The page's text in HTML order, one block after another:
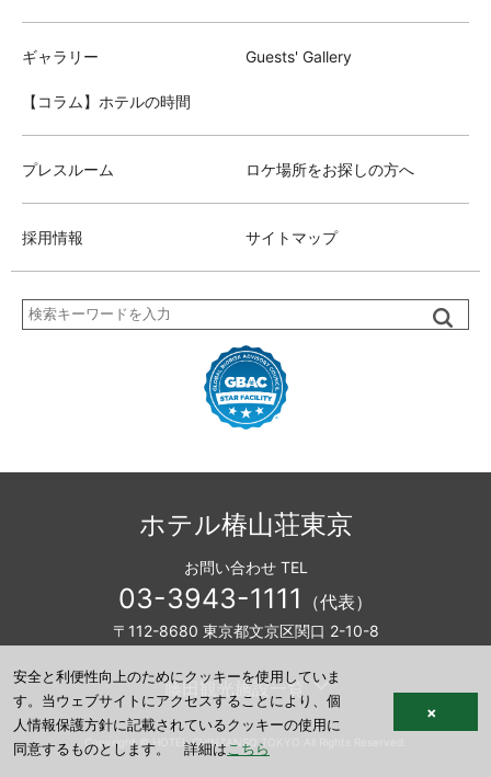
ギャラリー Guests' Gallery
【コラム】ホテルの時間
プレスルーム ロケ場所をお探しの方へ
採用情報 サイトマップ
ホテル椿山荘東京
〒112-8680 東京都文京区関口 2-10-8
お問い合わせ TEL
03-3943-1111 （代表）
藤田観光施設一覧
Copyright © HOTEL CHINZANSO TOKYO All Rights Reserved.
安全と利便性向上のためにクッキーを使用していま
す。当ウェブサイトにアクセスすることにより、個
人情報保護方針に記載されているクッキーの使用に
同意するものとします。 詳細はこちら
×